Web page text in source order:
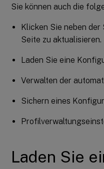
Sie können auch die
Klicken Sie neben der
Seite zu aktualisieren.
Laden Sie eine
Verwalten der
Sichern eines
Laden Sie